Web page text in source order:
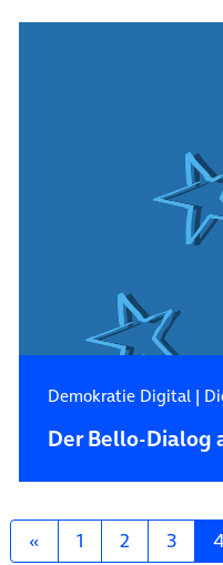
Demokratie Digital|
Der Bello-Dialog
Posts navigation
« 1 2 3 4